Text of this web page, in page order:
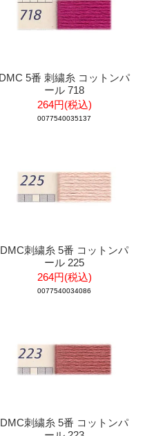
DMC 5番 刺繍糸 コットンパ
ール 718
264円(税込)
0077540035137
DMC刺繍糸 5番 コットンパ
ール 225
264円(税込)
0077540034086
DMC刺繍糸 5番 コットンパ